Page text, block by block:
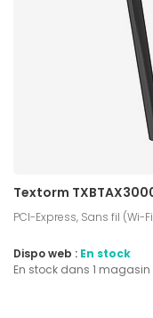
Textorm
PCI-Express, Sans fil (Wi-
Dispo web : En stock
En stock dans 1 magasin